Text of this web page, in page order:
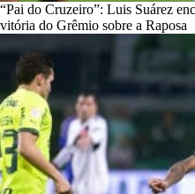
“Pai do Cruzeiro”: Luis Suárez
vitória do Grêmio sobre a Raposa